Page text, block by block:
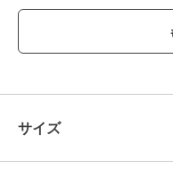
【価格改定のお知らせ】
こちらの商品は価格改定を実
お届けする商品についている
※画像はあくまでも商品イメ
実際の商品と色や仕様が異
サイズ